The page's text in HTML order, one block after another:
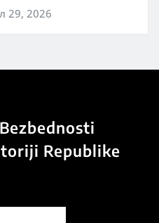
29, 2026
Republike